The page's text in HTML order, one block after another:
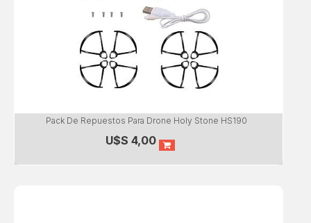
Pack De Repuestos Para Drone Holy Stone HS190
U$S4,00